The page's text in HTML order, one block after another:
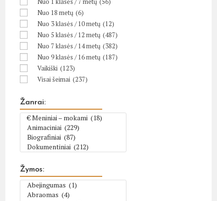
Nuo 18 metų (6)
Nuo 3 klasės / 10 metų (12)
Nuo 5 klasės / 12 metų (487)
Nuo 7 klasės / 14 metų (382)
Nuo 9 klasės / 16 metų (187)
Vaikiški (123)
Visai šeimai (237)
Žanrai:
Žymos: